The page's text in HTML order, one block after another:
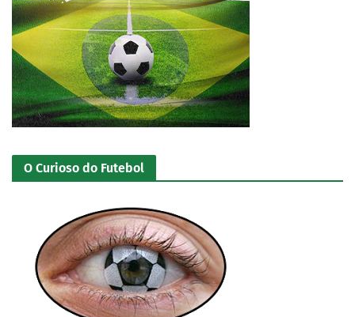
O Curioso do Futebol